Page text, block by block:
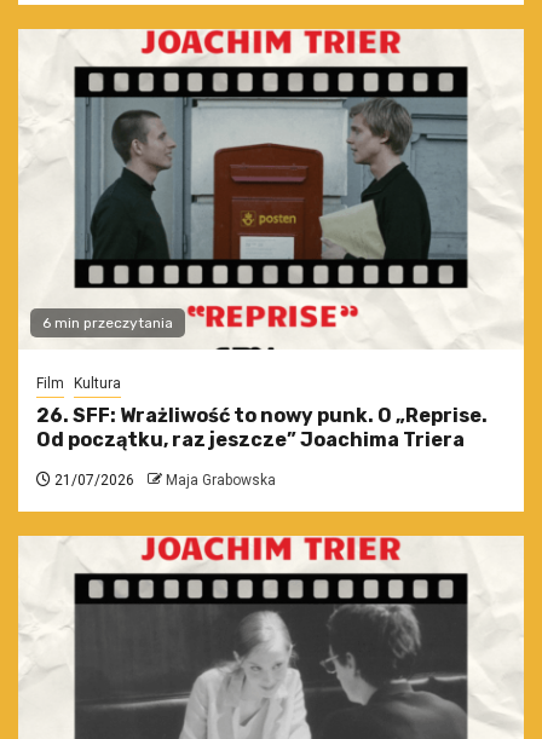
6 min przeczytania
Film Kultura
26. SFF: Wrażliwość to nowy punk. O „Reprise.
Od początku, raz jeszcze” Joachima Triera
21/07/2026 Maja Grabowska